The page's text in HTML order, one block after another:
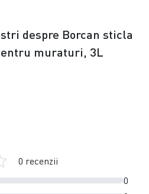
despre Borcan sticla
muraturi, 3L
0
0 recenzii